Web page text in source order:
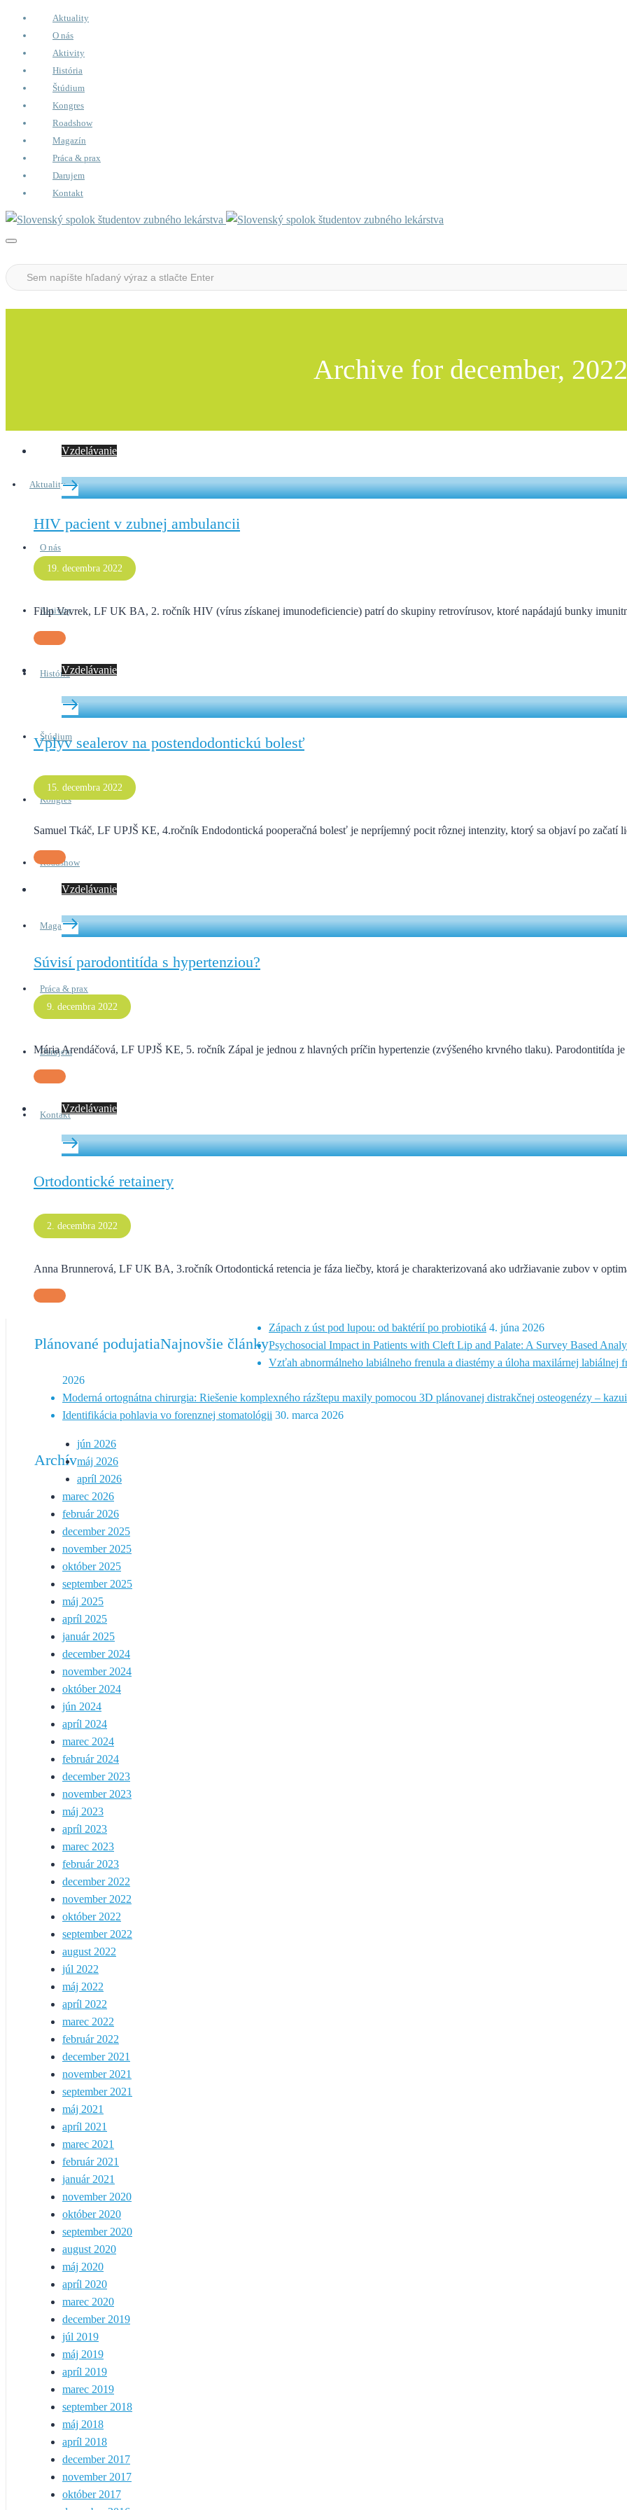
Aktuality
O nás
Aktivity
História
Štúdium
Kongres
Roadshow
Magazín
Práca & prax
Darujem
Kontakt
Aktuality
O nás
Aktivity
História
Štúdium
Kongres
Roadshow
Magazín
Práca & prax
Darujem
Kontakt
Archive for december, 2022
Vzdelávanie
HIV pacient v zubnej ambulancii
19. decembra 2022
Filip Vavrek, LF UK BA, 2. ročník HIV (vírus získanej imunodeficiencie) patrí do skupiny retrovírusov, ktoré napádajú bunky
Vzdelávanie
Vplyv sealerov na postendodontickú bolesť
15. decembra 2022
Samuel Tkáč, LF UPJŠ KE, 4.ročník Endodontická pooperačná bolesť je nepríjemný pocit rôznej intenzity, ktorý sa objaví po začatí
Vzdelávanie
Súvisí parodontitída s hypertenziou?
9. decembra 2022
Mária Arendáčová, LF UPJŠ KE, 5. ročník Zápal je jednou z hlavných príčin hypertenzie (zvýšeného krvného tlaku). Parodontitída
Vzdelávanie
Ortodontické retainery
2. decembra 2022
Anna Brunnerová, LF UK BA, 3.ročník Ortodontická retencia je fáza liečby, ktorá je charakterizovaná ako udržiavanie zubov v
Plánované podujatiaNajnovšie články
Zápach z úst pod lupou: od baktérií po probiotiká 4. júna 2026
Psychosocial Impact in Patients with Cleft Lip and Palate: A Survey Based
Vzťah abnormálneho labiálneho frenula a diastémy a úloha maxilárnej labiálnej
2026
Moderná ortognátna chirurgia: Riešenie komplexného rázštepu maxily pomocou 3D plánovanej distrakčnej osteogenézy –
Identifikácia pohlavia vo forenznej stomatológii 30. marca 2026
Archív
jún 2026
máj 2026
apríl 2026
marec 2026
február 2026
december 2025
november 2025
október 2025
september 2025
máj 2025
apríl 2025
január 2025
december 2024
november 2024
október 2024
jún 2024
apríl 2024
marec 2024
február 2024
december 2023
november 2023
máj 2023
apríl 2023
marec 2023
február 2023
december 2022
november 2022
október 2022
september 2022
august 2022
júl 2022
máj 2022
apríl 2022
marec 2022
február 2022
december 2021
november 2021
september 2021
máj 2021
apríl 2021
marec 2021
február 2021
január 2021
november 2020
október 2020
september 2020
august 2020
máj 2020
apríl 2020
marec 2020
december 2019
júl 2019
máj 2019
apríl 2019
marec 2019
september 2018
máj 2018
apríl 2018
december 2017
november 2017
október 2017